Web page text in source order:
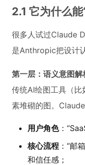
2.1 它为什么
很多人试过Claude
是Anthropic把设计
第一层：语义意图
传统AI绘图工具（
素堆砌的图。
用户角色：
核心流程 ：“邮
和信任感；